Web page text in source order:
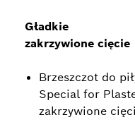
Gładkie
zakrzywione cięcie
Brzeszczot do
Special for
zakrzywione